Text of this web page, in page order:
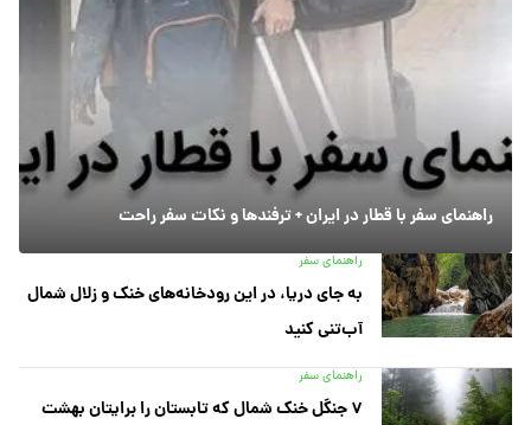
راهنمای سفر با قطار در ایران + ترفندها و نکات سفر راحت
راهنمای سفر
به جای دریا، در این رودخانه‌های خنک و زلال شمال
آب‌تنی کنید
راهنمای سفر
۷ جنگل خنک شمال که تابستان را برایتان بهشت